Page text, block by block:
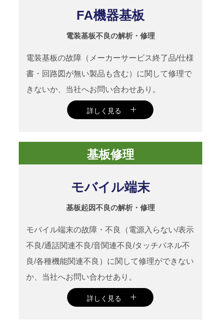
FA機器基板
電装基板不良の解析・修理
電装基板の故障（メーカーサービス終了品/仕様
書・回路図が無い製品も含む）に関して修理で
きないか、当社へお問い合わせあり。
詳しく見る
当社でお預かりし、無事修理成功。
これにより新品基板の発注を抑え、大き
に関して、スイッチ等の保護回路の製作
も実施。
基板修理
モバイル端末
基板起因不良の解析・修理
モバイル端末の故障・不良（電源入らない/表示
不良/通話関連不良/音関連不良/タッチパネル不
良/各種機能関連不良）に関して修理ができない
か、当社へお問い合わせあり。
詳しく見る